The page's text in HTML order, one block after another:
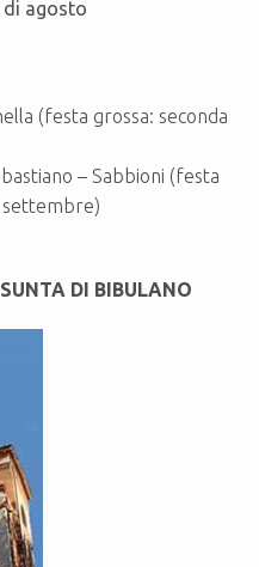
di agosto
(festa grossa: seconda
– Sabbioni (festa
settembre)
DI BIBULANO